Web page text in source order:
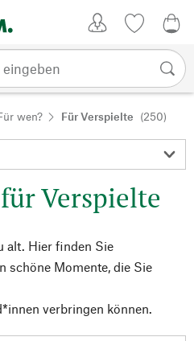
wen? Für Verspielte (250)
Verspielte
alt. Hier finden Sie
schöne Momente, die Sie
verbringen können.